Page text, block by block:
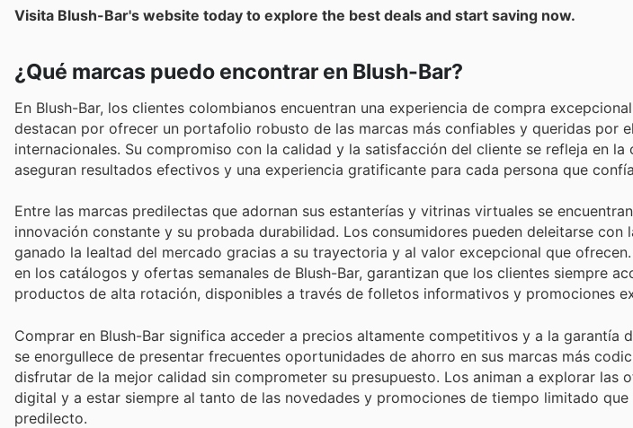
Visita Blush-Bar's website today to explore the best deals and start saving now.
¿Qué marcas puedo encontrar en Blush-Bar?
En Blush-Bar, los clientes colombianos encuentran una experiencia de compra
destacan por ofrecer un portafolio robusto de las marcas más confiables y queridas por
internacionales. Su compromiso con la calidad y la satisfacción del cliente se refleja en
aseguran resultados efectivos y una experiencia gratificante para cada persona que
Entre las marcas predilectas que adornan sus estanterías y vitrinas virtuales se
innovación constante y su probada durabilidad. Los consumidores pueden deleitarse con
ganado la lealtad del mercado gracias a su trayectoria y al valor excepcional que
en los catálogos y ofertas semanales de Blush-Bar, garantizan que los clientes siempre
productos de alta rotación, disponibles a través de folletos informativos y promociones
Comprar en Blush-Bar significa acceder a precios altamente competitivos y a la garantía
se enorgullece de presentar frecuentes oportunidades de ahorro en sus marcas más
disfrutar de la mejor calidad sin comprometer su presupuesto. Los animan a explorar las
digital y a estar siempre al tanto de las novedades y promociones de tiempo limitado que
predilecto.